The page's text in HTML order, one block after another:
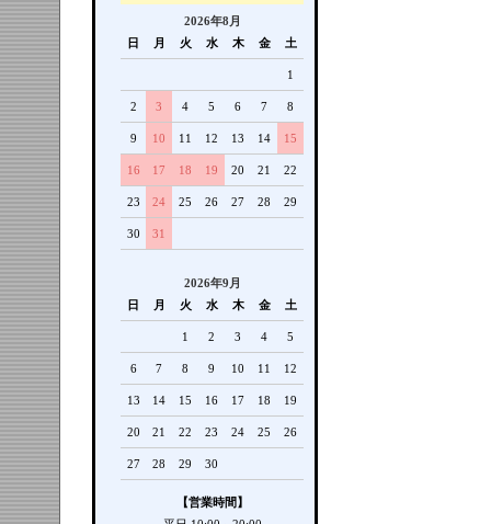
2026年8月
日
月 火 水 木 金 土
1
2 3 4 5 6 7 8
9 10 11 12 13 14 15
16 17 18 19 20 21 22
23 24 25 26 27 28 29
30 31
2026年9月
日
月 火 水 木 金 土
1 2 3 4 5
6 7 8 9 10 11 12
13 14 15 16 17 18 19
20 21 22 23 24 25 26
27 28 29 30
【営業時間】